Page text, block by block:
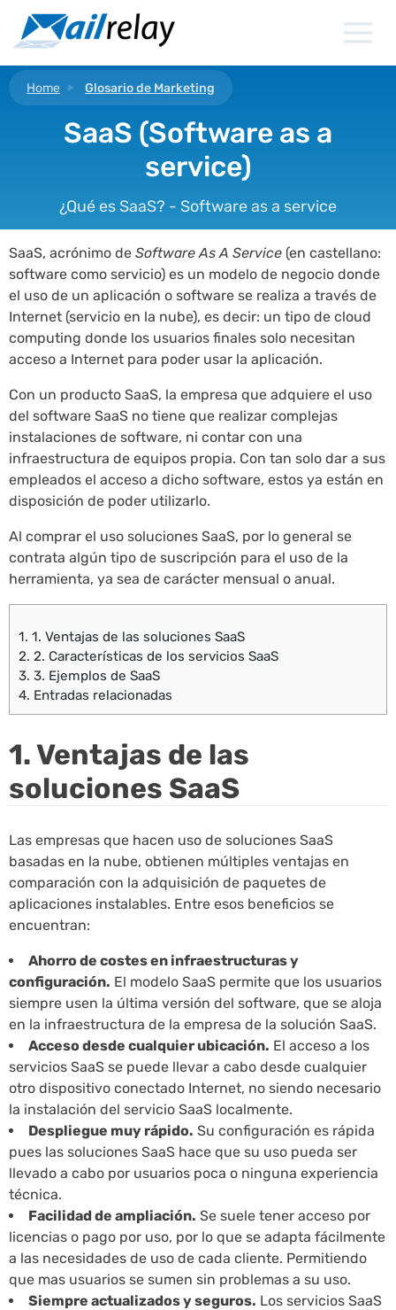
contenido
Home Glosario de Marketing
SaaS (Software as a
service)
¿Qué es SaaS? - Software as a service
SaaS, acrónimo de Software As A Service (en castellano:
software como servicio) es un modelo de negocio donde
el uso de un aplicación o software se realiza a través de
Internet (servicio en la nube), es decir: un tipo de cloud
computing donde los usuarios finales solo necesitan
acceso a Internet para poder usar la aplicación.
Con un producto SaaS, la empresa que adquiere el uso
del software SaaS no tiene que realizar complejas
instalaciones de software, ni contar con una
infraestructura de equipos propia. Con tan solo dar a sus
empleados el acceso a dicho software, estos ya están en
disposición de poder utilizarlo.
Al comprar el uso soluciones SaaS, por lo general se
contrata algún tipo de suscripción para el uso de la
herramienta, ya sea de carácter mensual o anual.
1. 1. Ventajas de las soluciones SaaS
2. 2. Características de los servicios SaaS
3. 3. Ejemplos de SaaS
4. Entradas relacionadas
1. Ventajas de las
soluciones SaaS
Las empresas que hacen uso de soluciones SaaS
basadas en la nube, obtienen múltiples ventajas en
comparación con la adquisición de paquetes de
aplicaciones instalables. Entre esos beneficios se
encuentran:
Ahorro de costes en infraestructuras y
configuración. El modelo SaaS permite que los usuarios
siempre usen la última versión del software, que se aloja
en la infraestructura de la empresa de la solución SaaS.
Acceso desde cualquier ubicación. El acceso a los
servicios SaaS se puede llevar a cabo desde cualquier
otro dispositivo conectado Internet, no siendo necesario
la instalación del servicio SaaS localmente.
Despliegue muy rápido. Su configuración es rápida
pues las soluciones SaaS hace que su uso pueda ser
llevado a cabo por usuarios poca o ninguna experiencia
técnica.
Facilidad de ampliación. Se suele tener acceso por
licencias o pago por uso, por lo que se adapta fácilmente
a las necesidades de uso de cada cliente. Permitiendo
que mas usuarios se sumen sin problemas a su uso.
Siempre actualizados y seguros. Los servicios SaaS